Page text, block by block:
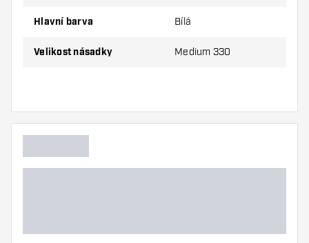
Velikost 330 Medium, viz obrázek
Ujistěte se, že máte po ruce dostatek letky a
nebo zlomit.
Hlavní barva Bílá
Velikost násadky Medium 330